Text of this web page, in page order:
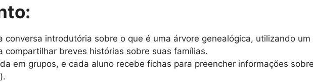
conversa introdutória sobre o que é uma árvore genealógica, utilizando
compartilhar breves histórias sobre suas famílias.
em grupos, e cada aluno recebe fichas para preencher informações